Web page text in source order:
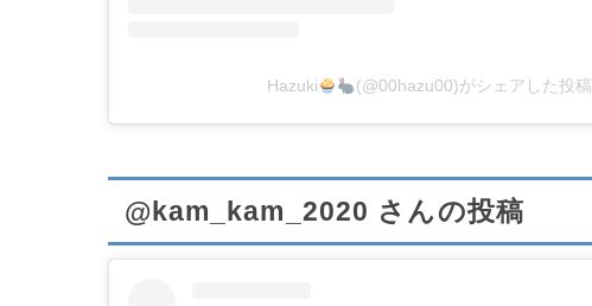
Hazuki (@00hazu00)がシェアした投稿
@kam_kam_2020 さんの投稿